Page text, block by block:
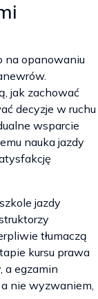
na opanowaniu
jak zachować
decyzje w ruchu
wsparcie
nauka jazdy
jazdy
tłumaczą
kursu prawa
a egzamin
nie wyzwaniem,